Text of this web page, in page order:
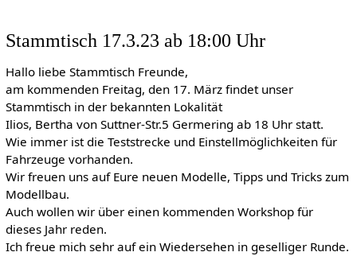
Stammtisch 17.3.23 ab 18:00 Uhr
Hallo liebe Stammtisch Freunde,
am kommenden Freitag, den 17. März findet unser
Stammtisch in der bekannten Lokalität
Ilios, Bertha von Suttner-Str.5 Germering ab 18 Uhr statt.
Wie immer ist die Teststrecke und Einstellmöglichkeiten für
Fahrzeuge vorhanden.
Wir freuen uns auf Eure neuen Modelle, Tipps und Tricks zum
Modellbau.
Auch wollen wir über einen kommenden Workshop für
dieses Jahr reden.
Ich freue mich sehr auf ein Wiedersehen in geselliger Runde.